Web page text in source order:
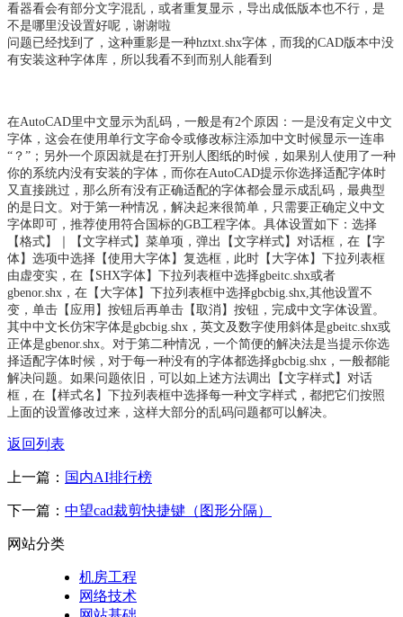
看器看会有部分文字混乱，或者重复显示，导出成低版本也不行，是
不是哪里没设置好呢，谢谢啦
问题已经找到了，这种重影是一种hztxt.shx字体，而我的CAD版本中没
有安装这种字体库，所以我看不到而别人能看到
在AutoCAD里中文显示为乱码，一般是有2个原因：一是没有定义中文
字体，这会在使用单行文字命令或修改标注添加中文时候显示一连串
“？”；另外一个原因就是在打开别人图纸的时候，如果别人使用了一种
你的系统内没有安装的字体，而你在AutoCAD提示你选择适配字体时
又直接跳过，那么所有没有正确适配的字体都会显示成乱码，最典型
的是日文。对于第一种情况，解决起来很简单，只需要正确定义中文
字体即可，推荐使用符合国标的GB工程字体。具体设置如下：选择
【格式】｜【文字样式】菜单项，弹出【文字样式】对话框，在【字
体】选项中选择【使用大字体】复选框，此时【大字体】下拉列表框
由虚变实，在【SHX字体】下拉列表框中选择gbeitc.shx或者
gbenor.shx，在【大字体】下拉列表框中选择gbcbig.shx,其他设置不
变，单击【应用】按钮后再单击【取消】按钮，完成中文字体设置。
其中中文长仿宋字体是gbcbig.shx，英文及数字使用斜体是gbeitc.shx或
正体是gbenor.shx。对于第二种情况，一个简便的解决法是当提示你选
择适配字体时候，对于每一种没有的字体都选择gbcbig.shx，一般都能
解决问题。如果问题依旧，可以如上述方法调出【文字样式】对话
框，在【样式名】下拉列表框中选择每一种文字样式，都把它们按照
上面的设置修改过来，这样大部分的乱码问题都可以解决。
返回列表
上一篇： 国内AI排行榜
下一篇： 中望cad裁剪快捷键（图形分隔）
网站分类
机房工程
网络技术